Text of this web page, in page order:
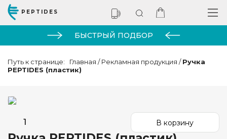
PEPTIDES
БЫСТРЫЙ ПОДБОР
Путь к странице: Главная / Рекламная продукция / Ручка
PEPTIDES (пластик)